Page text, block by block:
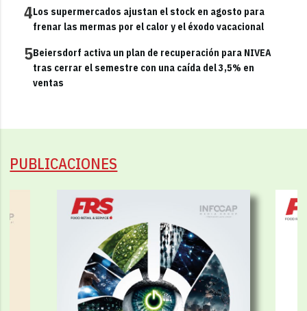
4Los supermercados ajustan el stock en agosto para
frenar las mermas por el calor y el éxodo vacacional
5Beiersdorf activa un plan de recuperación para NIVEA
tras cerrar el semestre con una caída del 3,5% en
ventas
PUBLICACIONES